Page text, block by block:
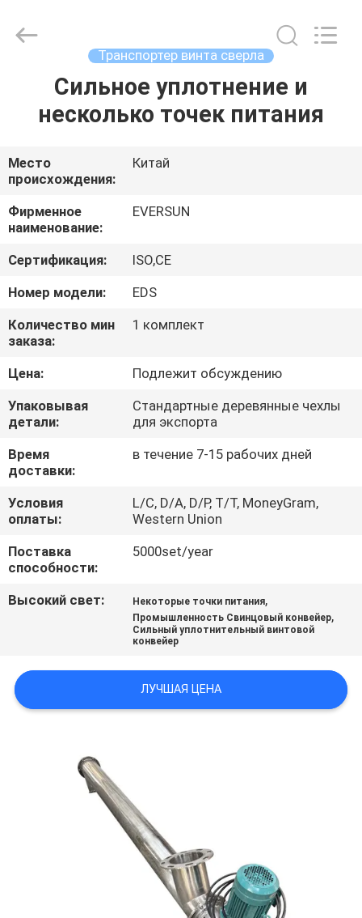
VR
О
НАС
ПУТЕШЕСТВИЕ
ФАБРИКИ
ПРОВЕРКА
КАЧЕСТВА
МЫ
СПРОСИТЕ
SITEMAP
УЕДИНЕНИЯ
Транспортер винта сверла
Сильное уплотнение и
несколько точек питания
Место
происхождения:
Китай
Фирменное
наименование:
EVERSUN
Сертификация:
ISO,CE
Номер модели:
EDS
Количество мин
заказа:
1 комплект
Цена:
Подлежит обсуждению
Упаковывая
детали:
Стандартные деревянные чехлы
для экспорта
Время
доставки:
в течение 7-15 рабочих дней
Условия
оплаты:
L/C, D/A, D/P, T/T, MoneyGram,
Western Union
Поставка
способности:
5000set/year
Высокий свет: Некоторые точки питания,
Промышленность Свинцовый конвейер,
Сильный уплотнительный винтовой
конвейер
ЛУЧШАЯ ЦЕНА